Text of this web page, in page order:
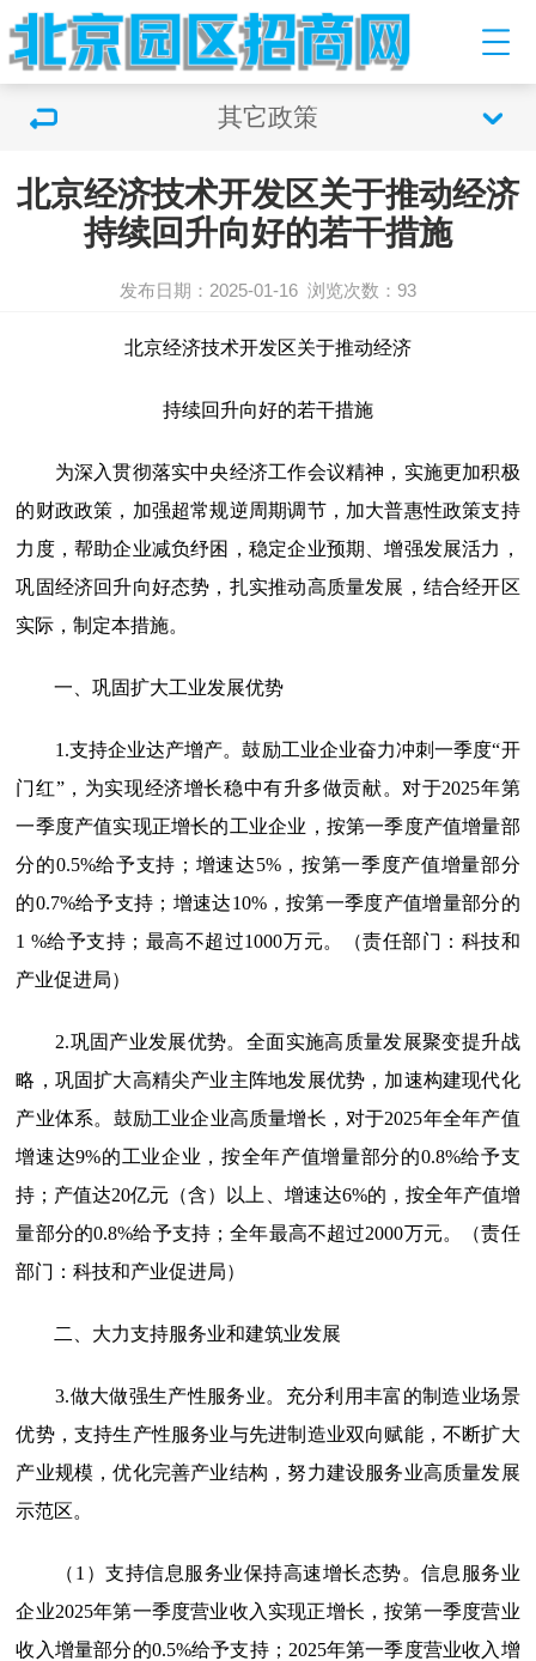
其它政策
北京经济技术开发区关于推动经济
持续回升向好的若干措施
发布日期：2025-01-16 浏览次数：93
北京经济技术开发区关于推动经济
持续回升向好的若干措施
为深入贯彻落实中央经济工作会议精神，实施更加积极
的财政政策，加强超常规逆周期调节，加大普惠性政策支持
力度，帮助企业减负纾困，稳定企业预期、增强发展活力，
巩固经济回升向好态势，扎实推动高质量发展，结合经开区
实际，制定本措施。
一、巩固扩大工业发展优势
1.支持企业达产增产。鼓励工业企业奋力冲刺一季度“开
门红”，为实现经济增长稳中有升多做贡献。对于2025年第
一季度产值实现正增长的工业企业，按第一季度产值增量部
分的0.5%给予支持；增速达5%，按第一季度产值增量部分
的0.7%给予支持；增速达10%，按第一季度产值增量部分的
1 %给予支持；最高不超过1000万元。（责任部门：科技和
产业促进局）
2.巩固产业发展优势。 全面实施高质量发展聚变提升战
略，巩固扩大高精尖产业主阵地发展优势，加速构建现代化
产业体系。鼓励工业企业高质量增长，对于2025年全年产值
增速达9%的工业企业，按全年产值增量部分的0.8%给予支
持；产值达20亿元（含）以上、增速达6%的，按全年产值增
量部分的0.8%给予支持；全年最高不超过2000万元。（责任
部门：科技和产业促进局）
二、大力支持服务业和建筑业发展
3.做大做强生产性服务业。 充分利用丰富的制造业场景
优势，支持生产性服务业与先进制造业双向赋能，不断扩大
产业规模，优化完善产业结构，努力建设服务业高质量发展
示范区。
（1）支持信息服务业保持高速增长态势。信息服务业
企业2025年第一季度营业收入实现正增长，按第一季度营业
收入增量部分的0.5%给予支持；2025年第一季度营业收入增